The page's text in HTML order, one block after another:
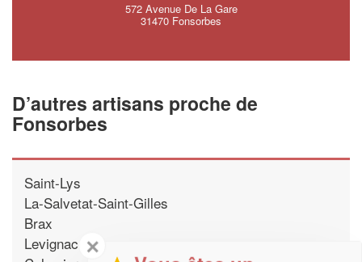
572 Avenue De La Gare
31470 Fonsorbes
D’autres artisans proche de
Fonsorbes
Saint-Lys
La-Salvetat-Saint-Gilles
Brax
Levignac ✕